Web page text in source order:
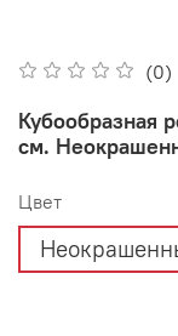
(0)
Кубообразная
см.
Цвет